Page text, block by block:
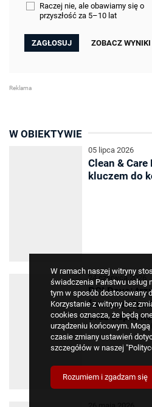
W ramach naszej witryny
świadczenia Państwu usług
tym w sposób dostosowany
Korzystanie z witryny bez
cookies oznacza, że będą
urządzeniu końcowym.
czasie zmiany ustawień
szczegółów w naszej
Rozumiem i zgadzam się
Raczej nie, ale obawiamy się o
przyszłość za 5–10 lat
ZOBACZ WYNIKI
W OBIEKTYWIE
05 lipca 2026
Clean &
kluczem do
24 czerwca 2026
PCI Days:
oraz